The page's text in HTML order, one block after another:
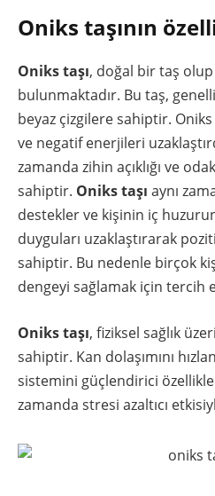
Oniks taşının
Oniks taşı, doğal bir taş olup
bulunmaktadır. Bu taş,
beyaz çizgilere sahiptir.
ve negatif enerjileri
zamanda zihin açıklığı ve
sahiptir. Oniks taşı aynı
destekler ve kişinin iç
duyguları uzaklaştırarak
sahiptir. Bu nedenle birçok
dengeyi sağlamak için tercih
Oniks taşı, fiziksel sağlık
sahiptir. Kan dolaşımını
sistemini güçlendirici
zamanda stresi azaltıcı